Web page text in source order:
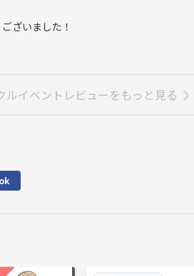
ざいました！
ルイベントレビューをもっと見る